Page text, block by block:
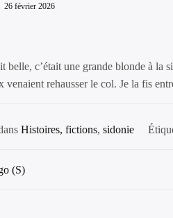
26 février 2026
belle, c’était une grande blonde à la
venaient rehausser le col. Je la fis
Histoires, fictions, sidonie
(S)